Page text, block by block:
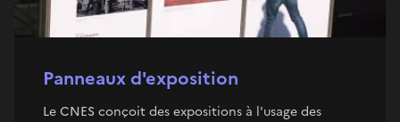
Panneaux d'exposition
Le CNES conçoit des expositions à l'usage des